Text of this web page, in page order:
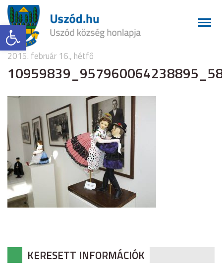
Eszköztár megnyitása
2015. február 16., hétfő
KERESETT INFORMÁCIÓK